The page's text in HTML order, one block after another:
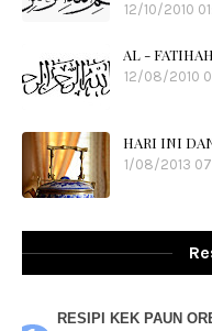
12/10/2010
AL -
12/08/2010
HARI INI
1/08/2013
RESIPI KEK PAUN